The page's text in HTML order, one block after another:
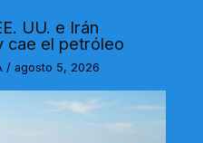
UU. e Irán
cae el petróleo
/ agosto 5, 2026